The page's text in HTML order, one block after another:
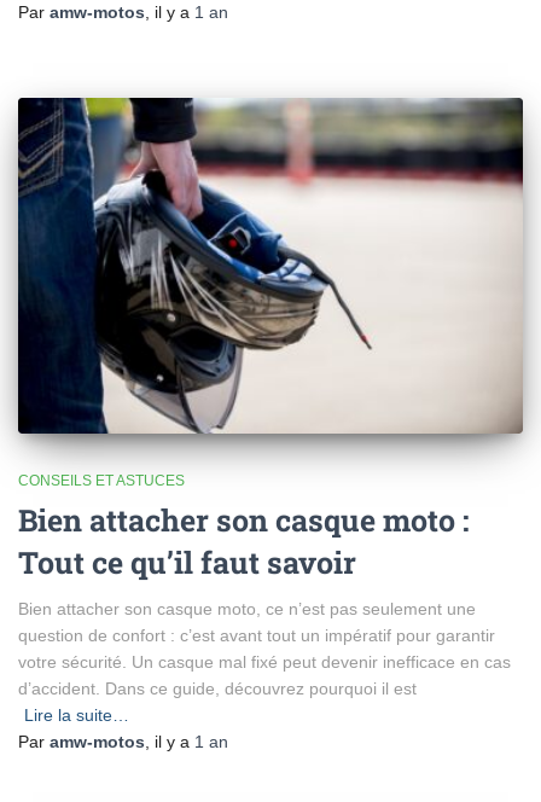
Par amw-motos , il y a 1 an
CONSEILS ET ASTUCES
Bien attacher son casque moto :
Tout ce qu’il faut savoir
Bien attacher son casque moto, ce n’est pas seulement une
question de confort : c’est avant tout un impératif pour garantir
votre sécurité. Un casque mal fixé peut devenir inefficace en cas
d’accident. Dans ce guide, découvrez pourquoi il est
Lire la suite…
Par amw-motos, il y a 1 an